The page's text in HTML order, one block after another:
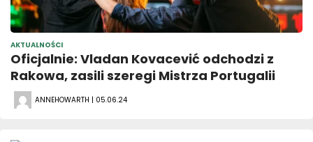
AKTUALNOŚCI
Oficjalnie: Vladan Kovacević odchodzi z
Rakowa, zasili szeregi Mistrza Portugalii
ANNEHOWARTH | 05.06.24